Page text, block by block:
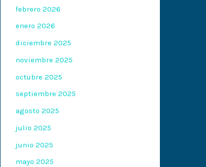
febrero 2026
enero 2026
diciembre 2025
noviembre 2025
octubre 2025
septiembre 2025
agosto 2025
julio 2025
junio 2025
mayo 2025